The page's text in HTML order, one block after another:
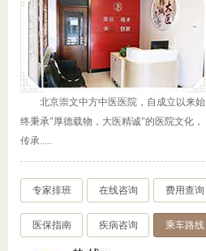
北京崇文中方中医医院，自成立以来始
终秉承"厚德载物，大医精诚"的医院文化，
传承.....
专家排班 在线咨询 费用查询
医保指南 疾病咨询 乘车路线